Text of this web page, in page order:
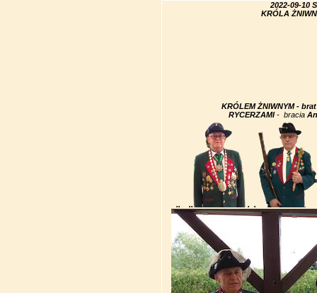
2022-09-10
KRÓLA
KRÓLEM ŻNIWNYM - brat
RYCERZAMI- bracia
.. .. . .